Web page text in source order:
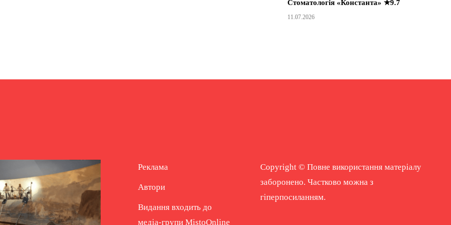
Стоматологія «Константа» ★9.7
11.07.2026
Реклама
Автори
Видання входить до
медіа-групи MistoOnline
Copyright © Повне використання матеріалу
заборонено. Частково можна з
гіперпосиланням.